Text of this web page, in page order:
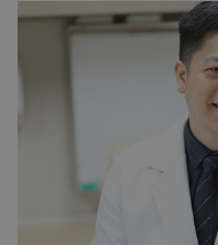
ติดตามอาการ
ขึ้นบ้าง แต่ก็ยั
ต้องหาสาเหตุ
คุณพ่อทำการส่
อะไรง่ายอย่าง